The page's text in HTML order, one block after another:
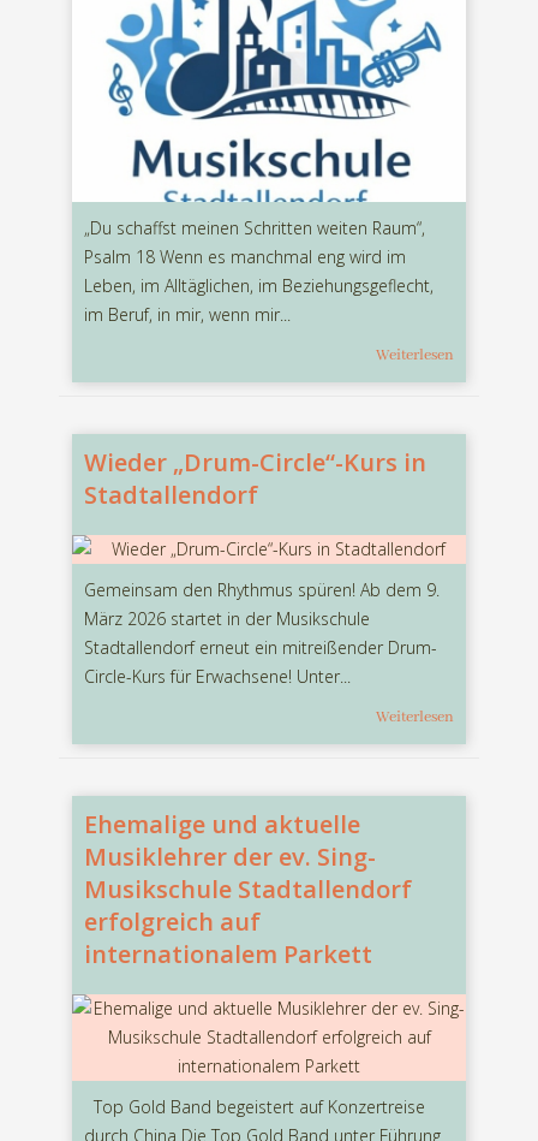
„Du schaffst meinen Schritten weiten Raum“,
Psalm 18 Wenn es manchmal eng wird im
Leben, im Alltäglichen, im Beziehungsgeflecht,
im Beruf, in mir, wenn mir...
Weiterlesen
Wieder „Drum-Circle“-Kurs in
Stadtallendorf
Gemeinsam den Rhythmus spüren! Ab dem 9.
März 2026 startet in der Musikschule
Stadtallendorf erneut ein mitreißender Drum-
Circle-Kurs für Erwachsene! Unter...
Weiterlesen
Ehemalige und aktuelle
Musiklehrer der ev. Sing-
Musikschule Stadtallendorf
erfolgreich auf
internationalem Parkett
Top Gold Band begeistert auf Konzertreise
durch China Die Top Gold Band unter Führung